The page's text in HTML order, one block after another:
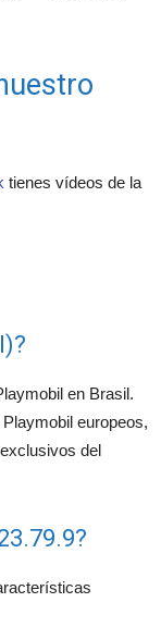
tienes vídeos de la
en Brasil.
europeos,
del